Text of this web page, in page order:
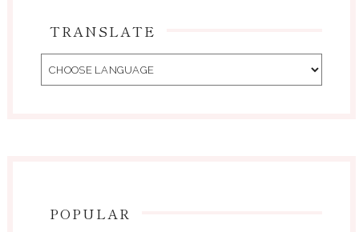
TRANSLATE
POPULAR